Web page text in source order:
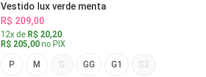
Vestido lux verde menta
R$ 209,00
12x de R$ 20,20
R$ 205,00no PIX
P M G GG G1 G2